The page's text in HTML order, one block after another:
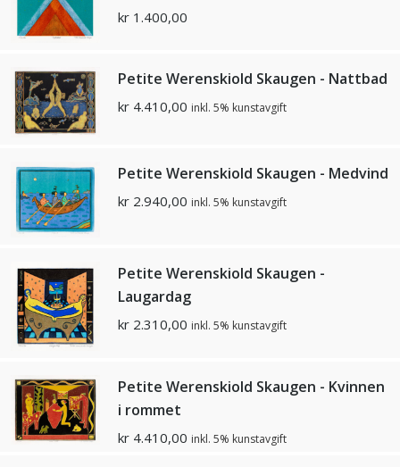
kr 1.400,00
Petite Werenskiold Skaugen - Nattbad
kr 4.410,00 inkl. 5% kunstavgift
Petite Werenskiold Skaugen - Medvind
kr 2.940,00 inkl. 5% kunstavgift
Petite Werenskiold Skaugen -
Laugardag
kr 2.310,00 inkl. 5% kunstavgift
Petite Werenskiold Skaugen - Kvinnen
i rommet
kr 4.410,00 inkl. 5% kunstavgift